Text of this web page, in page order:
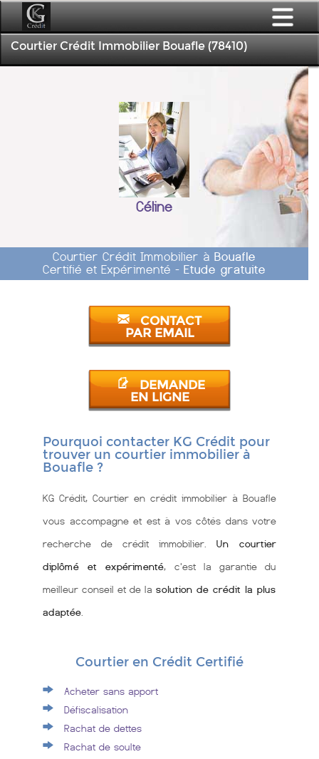
Courtier Crédit Immobilier Bouafle (78410)
Céline
Courtier Crédit Immobilier à Bouafle
Certifié et Expérimenté - Etude gratuite
CONTACT
PAR EMAIL
DEMANDE
EN LIGNE
Pourquoi contacter KG Crédit pour
trouver un courtier immobilier à
Bouafle ?
KG Crédit, Courtier en crédit immobilier à Bouafle
vous accompagne et est à vos côtés dans votre
recherche de crédit immobilier. Un courtier
diplômé et expérimenté, c'est la garantie du
meilleur conseil et de la solution de crédit la plus
adaptée
Courtier en Crédit Certifié
Acheter sans apport
Défiscalisation
Rachat de dettes
Rachat de soulte